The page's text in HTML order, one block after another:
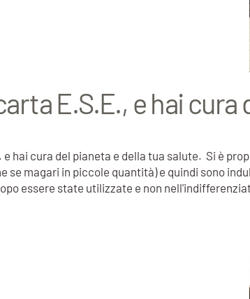
E.S.E., e hai
e hai cura del pianeta e della tua salute. Si è
se magari in piccole quantità) e quindi sono
essere state utilizzate e non